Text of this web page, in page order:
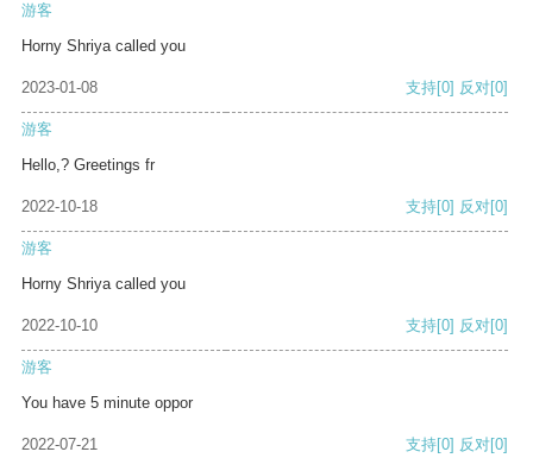
游客
Horny Shriya called you
2023-01-08 支持[0] 反对[0]
游客
Hello,? Greetings fr
2022-10-18 支持[0] 反对[0]
游客
Horny Shriya called you
2022-10-10 支持[0] 反对[0]
游客
You have 5 minute oppor
2022-07-21 支持[0] 反对[0]